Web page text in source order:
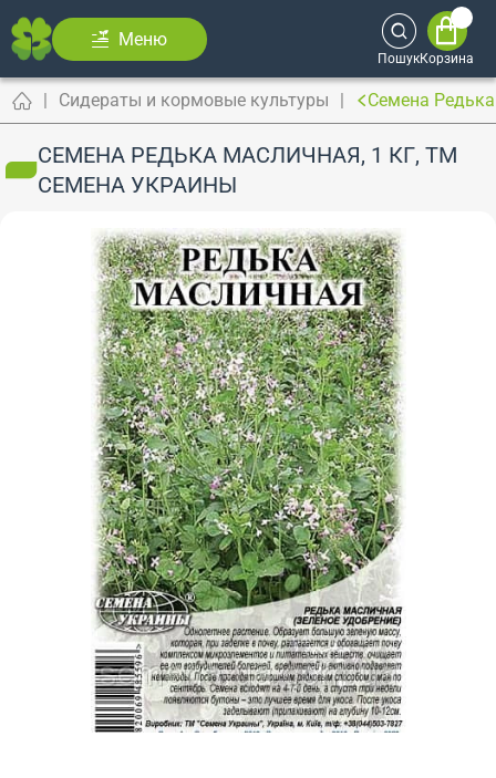
Меню
ПошукКорзина
Сидераты и кормовые культуры Семена
СЕМЕНА РЕДЬКА МАСЛИЧНАЯ, 1 КГ, ТМ
СЕМЕНА УКРАИНЫ